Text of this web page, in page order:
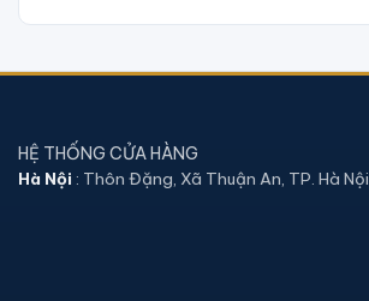
HỆ THỐNG CỬA HÀNG
Hà Nội : Thôn Đặng, Xã Thuận An, TP. Hà Nội